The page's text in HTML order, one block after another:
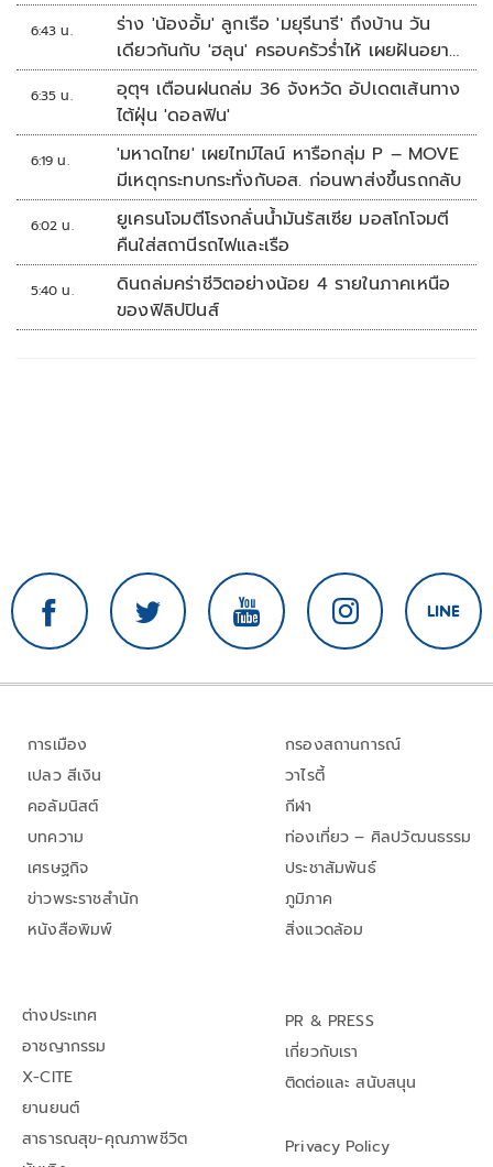
6:43 น.
ร่าง 'น้องอั้ม' ลูกเรือ 'มยุรีนารี' ถึงบ้าน วัน
เดียวกันกับ 'ฮลุน' ครอบครัวร่ำไห้ เผยฝันอยาก
เป็นทหารเรือ
6:35 น.
อุตุฯ เตือนฝนถล่ม 36 จังหวัด อัปเดตเส้นทาง
ไต้ฝุ่น 'ดอลฟิน'
6:19 น.
'มหาดไทย' เผยไทม์ไลน์ หารือกลุ่ม P – MOVE
มีเหตุกระทบกระทั่งกับอส. ก่อนพาส่งขึ้นรถกลับ
6:02 น.
ยูเครนโจมตีโรงกลั่นน้ำมันรัสเซีย มอสโกโจมตี
คืนใส่สถานีรถไฟและเรือ
5:40 น.
ดินถล่มคร่าชีวิตอย่างน้อย 4 รายในภาคเหนือ
ของฟิลิปปินส์
การเมือง
เปลว สีเงิน
คอลัมนิสต์
บทความ
เศรษฐกิจ
ข่าวพระราชสำนัก
หนังสือพิมพ์
กรองสถานการณ์
วาไรตี้
กีฬา
ท่องเที่ยว – ศิลปวัฒนธรรม
ประชาสัมพันธ์
ภูมิภาค
สิ่งแวดล้อม
ต่างประเทศ
อาชญากรรม
X-CITE
ยานยนต์
สาธารณสุข-คุณภาพชีวิต
PR & PRESS
เกี่ยวกับเรา
ติดต่อและ สนับสนุน
Privacy Policy